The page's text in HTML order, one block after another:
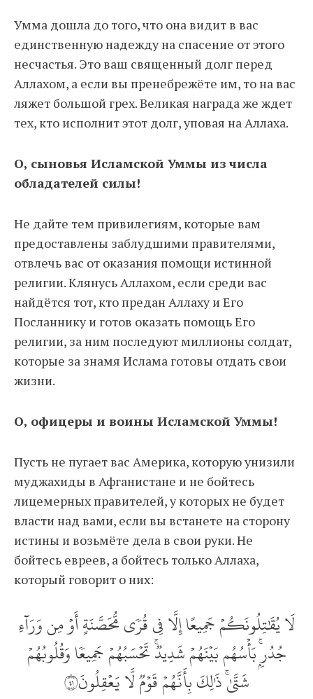
Умма дошла до того, что она видит в вас
единственную надежду на спасение от этого
несчастья. Это ваш священный долг перед
Аллахом, а если вы пренебрежёте им, то на вас
ляжет большой грех. Великая награда же ждет
тех, кто исполнит этот долг, уповая на Аллаха.
О, сыновья Исламской Уммы из числа
обладателей силы!
Не дайте тем привилегиям, которые вам
предоставлены заблудшими правителями,
отвлечь вас от оказания помощи истинной
религии. Клянусь Аллахом, если среди вас
найдётся тот, кто предан Аллаху и Его
Посланнику и готов оказать помощь Его
религии, за ним последуют миллионы солдат,
которые за знамя Ислама готовы отдать свои
жизни.
О, офицеры и воины Исламской Уммы!
Пусть не пугает вас Америка, которую унизили
муджахиды в Афганистане и не бойтесь
лицемерных правителей, у которых не будет
власти над вами, если вы встанете на сторону
истины и возьмёте дела в свои руки. Не
бойтесь евреев, а бойтесь только Аллаха,
который говорит о них:
لَا يُقَٰتِلُونَكُمۡ جَمِيعًا إِلَّا فِي قُرٗى مُّحَصَّنَةٍ أَوۡ مِن وَرَآءِ
جُدُرِۢۚ بَأۡسُهُم بَيۡنَهُمۡ شَدِيدٞۚ تَحۡسَبُهُمۡ جَمِيعٗا وَقُلُوبُهُمۡ
شَتَّىٰۚ ذَٰلِكَ بِأَنَّهُمۡ قَوۡمٞ لَّا يَعۡقِلُونَ١٤